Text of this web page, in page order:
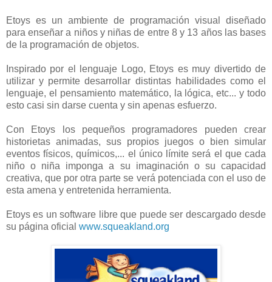
Etoys es un ambiente de programación visual diseñado
para enseñar a niños y niñas de entre 8 y 13 años las bases
de la programación de objetos.
Inspirado por el lenguaje Logo, Etoys es muy divertido de
utilizar y permite desarrollar distintas habilidades como el
lenguaje, el pensamiento matemático, la lógica, etc... y todo
esto casi sin darse cuenta y sin apenas esfuerzo.
Con Etoys los pequeños programadores pueden crear
historietas animadas, sus propios juegos o bien simular
eventos físicos, químicos,... el único límite será el que cada
niño o niña imponga a su imaginación o su capacidad
creativa, que por otra parte se verá potenciada con el uso de
esta amena y entretenida herramienta.
Etoys es un software libre que puede ser descargado desde
su página oficial www.squeakland.org